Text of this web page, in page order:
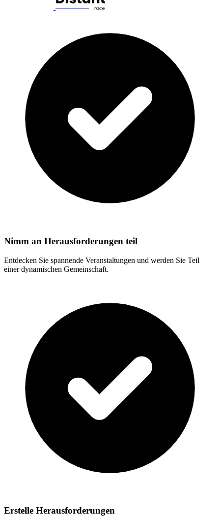
Nimm an Herausforderungen teil
Entdecken Sie spannende Veranstaltungen und werden Sie Teil
einer dynamischen Gemeinschaft.
Erstelle Herausforderungen